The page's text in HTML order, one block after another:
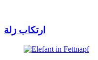
ارتكاب زلة